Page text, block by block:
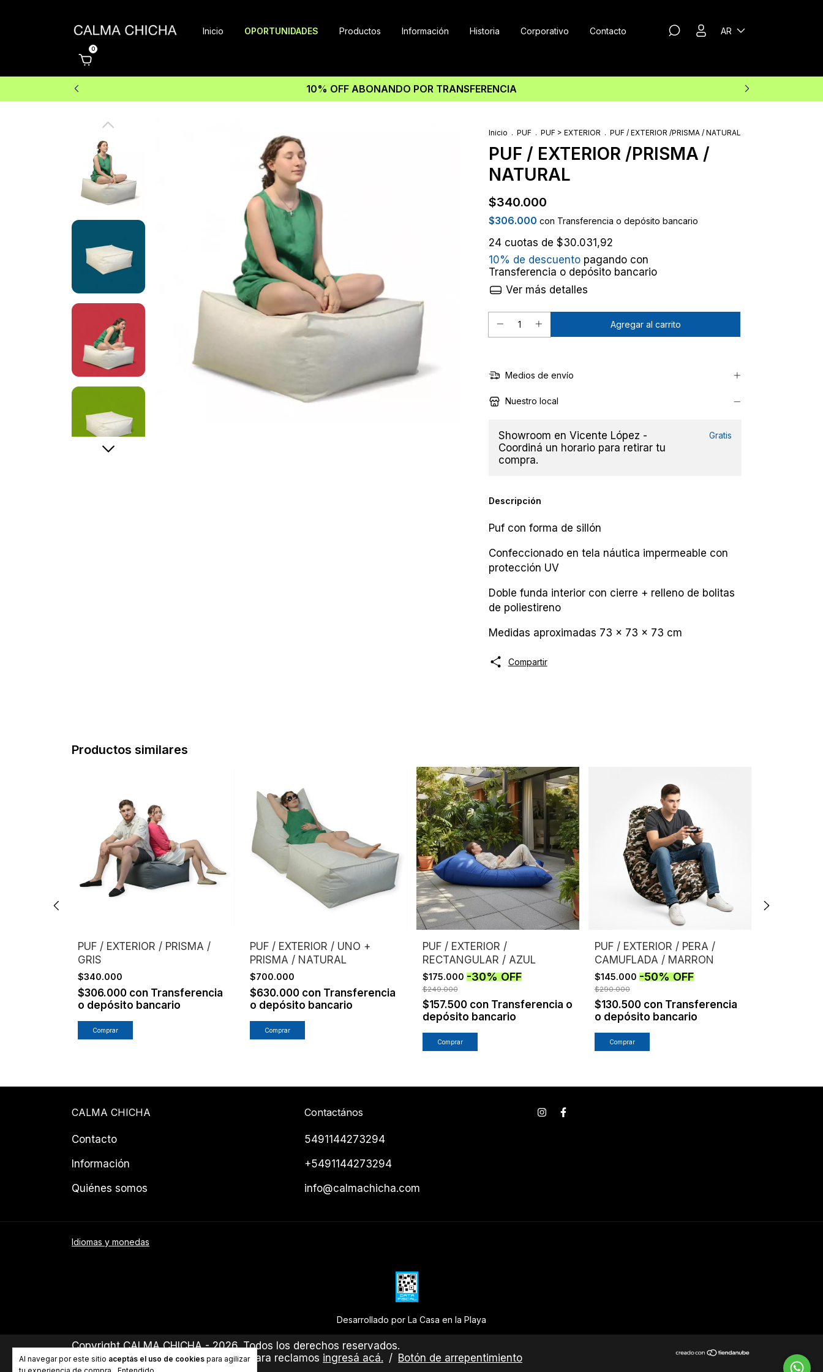
Inicio OPORTUNIDADES Productos Información Historia Corporativo Contacto AR
0
10% OFF ABONANDO POR TRANSFERENCIA
Al navegar por este sitio aceptás el uso de cookies para agilizar
Inicio . PUF . PUF > EXTERIOR . PUF / EXTERIOR /PRISMA / NATURAL
PUF / EXTERIOR /PRISMA /
NATURAL
$340.000
$306.000 con Transferencia o depósito bancario
24 cuotas de $30.031,92
10% de descuento pagando con
Transferencia o depósito bancario
Ver más detalles
Medios de envío
Nuestro local
Showroom en Vicente López -
Coordiná un horario para retirar tu
compra.
Gratis
Descripción
Puf con forma de sillón
Confeccionado en tela náutica impermeable con
protección UV
Doble funda interior con cierre + relleno de bolitas
de poliestireno
Medidas aproximadas 73 x 73 x 73 cm
Compartir
Productos similares
PUF / EXTERIOR / PRISMA /
GRIS
$340.000
$306.000 con Transferencia
o depósito bancario
PUF / EXTERIOR / UNO +
PRISMA / NATURAL
$700.000
$630.000 con Transferencia
o depósito bancario
PUF / EXTERIOR /
RECTANGULAR / AZUL
$175.000 -30%OFF
$249.000
$157.500 con Transferencia o
depósito bancario
PUF / EXTERIOR / PERA /
CAMUFLADA / MARRON
$145.000 -50%OFF
$290.000
$130.500 con Transferencia
o depósito bancario
PUF /
CALMA CHICHA
Contacto
Información
Quiénes somos
Contactános
5491144273294
+5491144273294
info@calmachicha.com
Idiomas y monedas
Desarrollado por La Casa en la Playa
Copyright CALMA CHICHA - 2026. Todos los derechos reservados.
Defensa de las y los consumidores. Para reclamos ingresá acá. / Botón de arrepentimiento